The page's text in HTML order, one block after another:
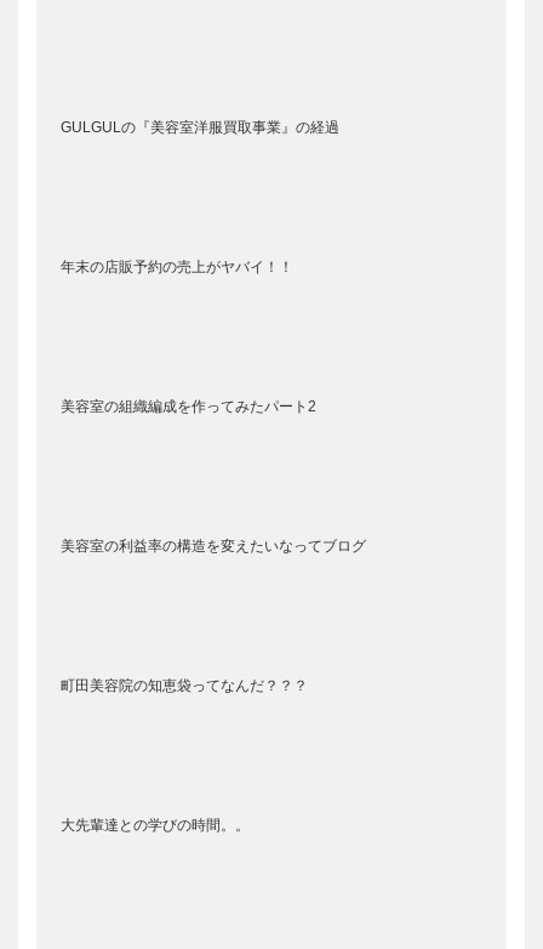
GULGULの『美容室洋服買取事業』の経過
年末の店販予約の売上がヤバイ！！
美容室の組織編成を作ってみたパート2
美容室の利益率の構造を変えたいなってブログ
町田美容院の知恵袋ってなんだ？？？
大先輩達との学びの時間。。